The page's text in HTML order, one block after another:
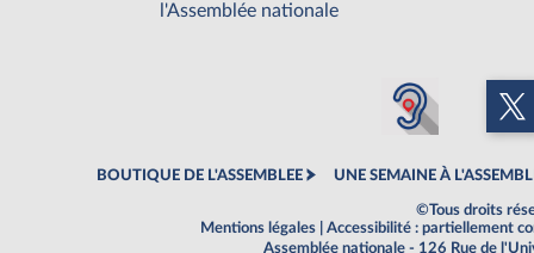
l'Assemblée nationale
BOUTIQUE DE L'ASSEMBLEE UNE SEMAINE À
©Tous droits
Mentions légales
Accessibilité : partiellement
Assemblée nationale - 126 Rue de